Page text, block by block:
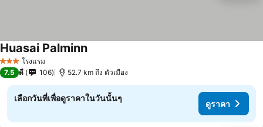
3 ดาว โรงแรม
Huasai Palminnดูราคา
7.5 ดี 106 52.7 km ถึง ตัวเมือง
เลือกวันที่เพื่อดูราคาในวันนั้นๆ
ดูราคา